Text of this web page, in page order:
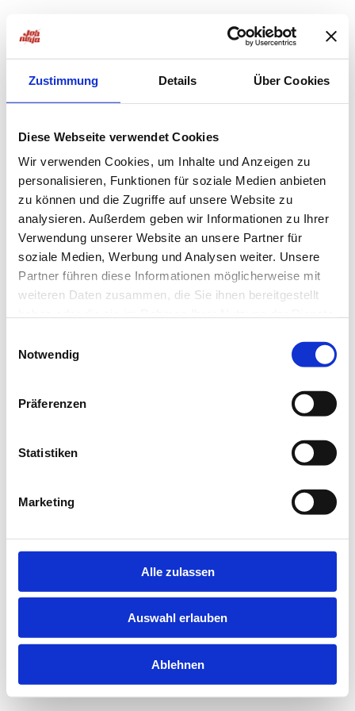
Zustimmung Details Über Cookies
Diese Webseite verwendet Cookies
Wir verwenden Cookies, um Inhalte und Anzeigen zu
personalisieren, Funktionen für soziale Medien anbieten
zu können und die Zugriffe auf unsere Website zu
analysieren. Außerdem geben wir Informationen zu Ihrer
Verwendung unserer Website an unsere Partner für
soziale Medien, Werbung und Analysen weiter. Unsere
Partner führen diese Informationen möglicherweise mit
weiteren Daten zusammen, die Sie ihnen bereitgestellt
Notwendig
Präferenzen
Statistiken
Marketing
Alle zulassen
Auswahl erlauben
Ablehnen
loadingjobninja.com
for more